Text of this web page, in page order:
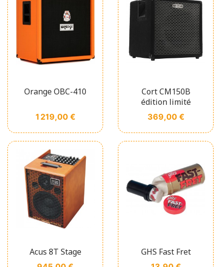
Orange OBC-410
Prix
1 219,00 €
Cort CM150B
édition limité
Prix
369,00 €
Acus 8T Stage GHS Fast Fret